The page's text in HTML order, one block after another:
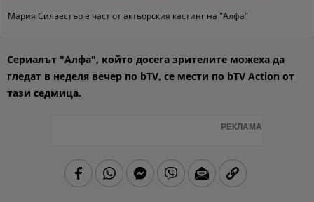
Мария Силвестър е част от актьорския кастинг на "Алфа"
Сериалът "Алфа", който досега зрителите можеха да
гледат в неделя вечер по bTV, се мести по bTV Action от
тази седмица.
РЕКЛАМА